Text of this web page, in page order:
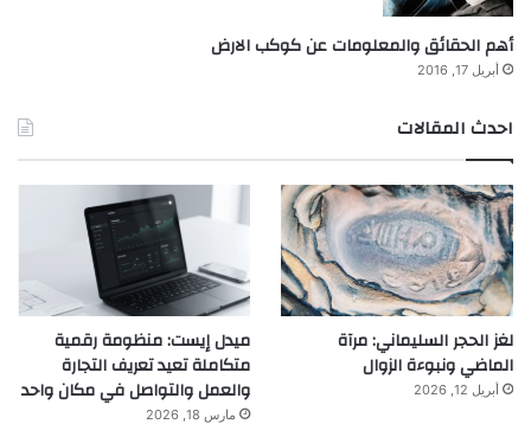
أهم الحقائق والمعلومات عن كوكب الارض
أبريل 17, 2016
احدث المقالات
لغز الحجر السليماني: مرآة
الماضي ونبوءة الزوال
أبريل 12, 2026
ميدل إيست: منظومة رقمية
متكاملة تعيد تعريف التجارة
والعمل والتواصل في مكان واحد
مارس 18, 2026